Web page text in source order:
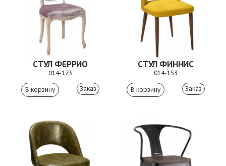
СТУЛ ФЕРРИО
014-173
Заказ
СТУЛ ФИННИС
014-153
Заказ